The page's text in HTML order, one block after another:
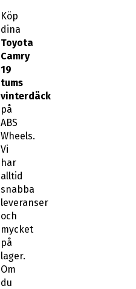
Köp
dina
Toyota
Camry
19
tums
vinterdäck
på
ABS
Wheels.
Vi
har
alltid
snabba
leveranser
och
mycket
på
lager.
Om
du